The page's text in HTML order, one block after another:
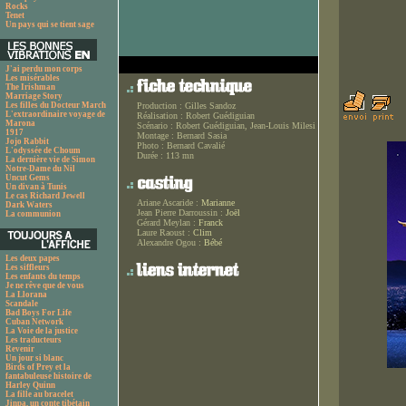
Rocks
Tenet
Un pays qui se tient sage
J'ai perdu mon corps
Les misérables
The Irishman
Marriage Story
Les filles du Docteur March
L'extraordinaire voyage de
Marona
1917
Jojo Rabbit
L'odyssée de Choum
La dernière vie de Simon
Notre-Dame du Nil
Uncut Gems
Un divan à Tunis
Le cas Richard Jewell
Dark Waters
La communion
Les deux papes
Les siffleurs
Les enfants du temps
Je ne rêve que de vous
La Llorana
Scandale
Bad Boys For Life
Cuban Network
La Voie de la justice
Les traducteurs
Revenir
Un jour si blanc
Birds of Prey et la
fantabuleuse histoire de
Harley Quinn
La fille au bracelet
Jinpa, un conte tibétain
Production : Gilles Sandoz
Réalisation : Robert Guédiguian
Scénario : Robert Guédiguian, Jean-Louis Milesi
Montage : Bernard Sasia
Photo : Bernard Cavalié
Durée : 113 mn
Ariane Ascaride : Marianne
Jean Pierre Darroussin : Joël
Gérard Meylan : Franck
Laure Raoust : Clim
Alexandre Ogou : Bébé